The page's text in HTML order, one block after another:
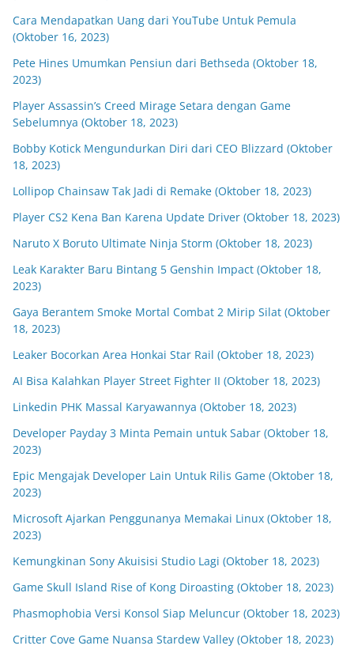
Cara Mendapatkan Uang dari YouTube Untuk Pemula
(Oktober 16, 2023)
Pete Hines Umumkan Pensiun dari Bethseda (Oktober 18,
2023)
Player Assassin’s Creed Mirage Setara dengan Game
Sebelumnya (Oktober 18, 2023)
Bobby Kotick Mengundurkan Diri dari CEO Blizzard (Oktober
18, 2023)
Lollipop Chainsaw Tak Jadi di Remake (Oktober 18, 2023)
Player CS2 Kena Ban Karena Update Driver (Oktober 18, 2023)
Naruto X Boruto Ultimate Ninja Storm (Oktober 18, 2023)
Leak Karakter Baru Bintang 5 Genshin Impact (Oktober 18,
2023)
Gaya Berantem Smoke Mortal Combat 2 Mirip Silat (Oktober
18, 2023)
Leaker Bocorkan Area Honkai Star Rail (Oktober 18, 2023)
AI Bisa Kalahkan Player Street Fighter II (Oktober 18, 2023)
Linkedin PHK Massal Karyawannya (Oktober 18, 2023)
Developer Payday 3 Minta Pemain untuk Sabar (Oktober 18,
2023)
Epic Mengajak Developer Lain Untuk Rilis Game (Oktober 18,
2023)
Microsoft Ajarkan Penggunanya Memakai Linux (Oktober 18,
2023)
Kemungkinan Sony Akuisisi Studio Lagi (Oktober 18, 2023)
Game Skull Island Rise of Kong Diroasting (Oktober 18, 2023)
Phasmophobia Versi Konsol Siap Meluncur (Oktober 18, 2023)
Critter Cove Game Nuansa Stardew Valley (Oktober 18, 2023)